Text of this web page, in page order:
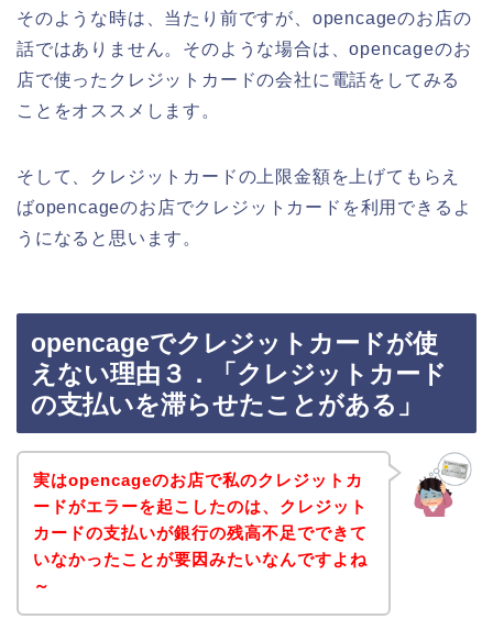
そのような時は、当たり前ですが、opencageのお店の
話ではありません。そのような場合は、opencageのお
店で使ったクレジットカードの会社に電話をしてみる
ことをオススメします。
そして、クレジットカードの上限金額を上げてもらえ
ばopencageのお店でクレジットカードを利用できるよ
うになると思います。
opencageでクレジットカードが使
えない理由３．「クレジットカード
の支払いを滞らせたことがある」
実はopencageのお店で私のクレジットカ
ードがエラーを起こしたのは、クレジット
カードの支払いが銀行の残高不足でできて
いなかったことが要因みたいなんですよね
～